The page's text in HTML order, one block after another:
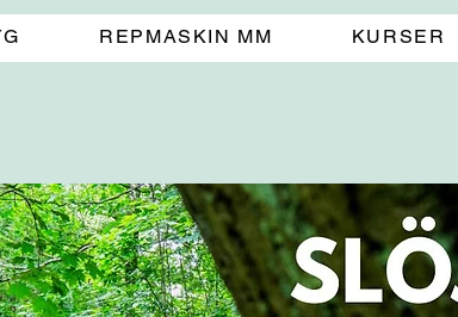
REPMASKIN MM KURSER